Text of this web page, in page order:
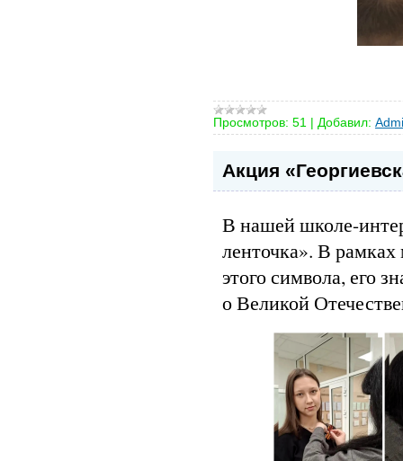
Просмотров: 51 | Добавил:
Акция
В нашей школе-
ленточка». В
этого символа, его
о Великой